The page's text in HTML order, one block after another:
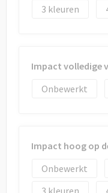
3
Impact volledige
Onbewerkt
Impact hoog op
Onbewerkt
3